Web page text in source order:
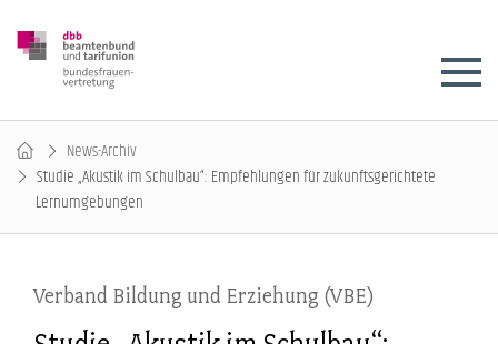
News-Archiv
Studie „Akustik im Schulbau“: Empfehlungen für zukunftsgerichtete
Lernumgebungen
Verband Bildung und Erziehung (VBE)